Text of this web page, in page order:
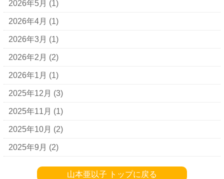
2026年5月 (1)
2026年4月 (1)
2026年3月 (1)
2026年2月 (2)
2026年1月 (1)
2025年12月 (3)
2025年11月 (1)
2025年10月 (2)
2025年9月 (2)
山本亜以子 トップに戻る